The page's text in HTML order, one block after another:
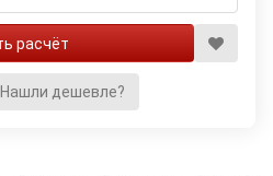
Нашли дешевле?